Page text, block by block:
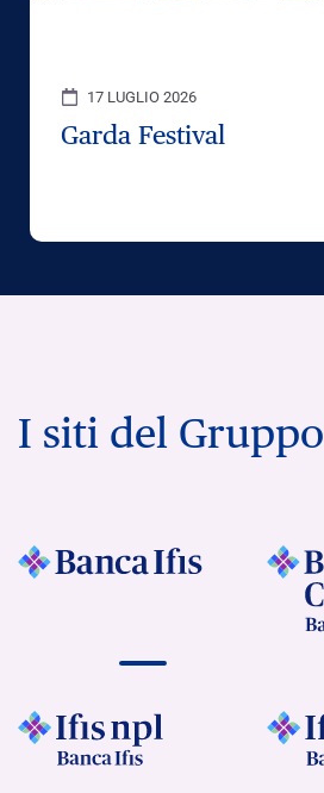
17 LUGLIO 2026
Garda Festival
I siti del Gruppo